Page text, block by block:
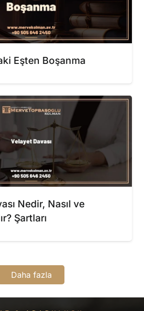
Eşten Boşanma
Nedir, Nasıl ve
Şartları
Daha fazla